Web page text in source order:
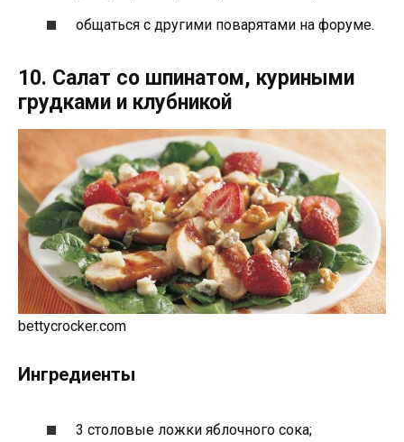
общаться с другими поварятами на форуме.
10. Салат со шпинатом, куриными
грудками и клубникой
bettycrocker.com
Ингредиенты
3 столовые ложки яблочного сока;